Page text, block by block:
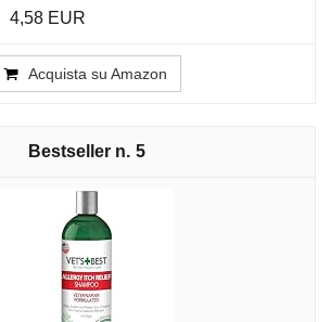
4,58 EUR
Acquista su Amazon
5